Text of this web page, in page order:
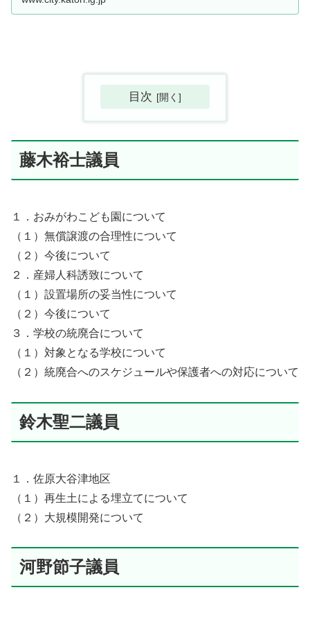
目次
藤木裕士議員
１．おみがわこども園について
（１）無償譲渡の合理性について
（２）今後について
２．産婦人科誘致について
（１）設置場所の妥当性について
（２）今後について
３．学校の統廃合について
（１）対象となる学校について
（２）統廃合へのスケジュールや保護者への対応について
鈴木聖二議員
１．佐原大谷津地区
（１）再生土による埋立てについて
（２）大規模開発について
河野節子議員